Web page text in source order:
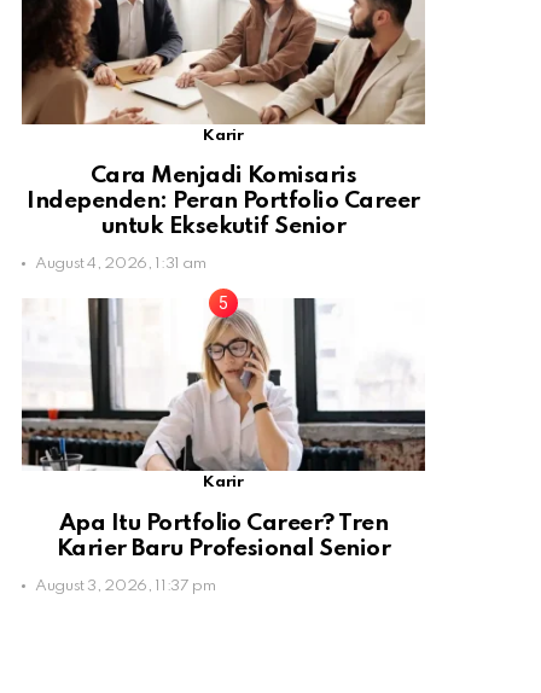
Karir
Cara Menjadi Komisaris
Independen: Peran Portfolio Career
untuk Eksekutif Senior
August 4, 2026, 1:31 am
Karir
Apa Itu Portfolio Career? Tren
Karier Baru Profesional Senior
August 3, 2026, 11:37 pm